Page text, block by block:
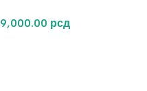
9,000.00 рсд